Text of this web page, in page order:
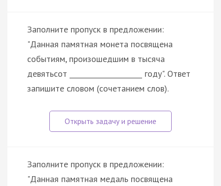
Заполните пропуск в предложении:
"Данная памятная монета посвящена
событиям, произошедшим в тысяча
девятьсот _____________________ году". Ответ
запишите словом (сочетанием слов).
Заполните пропуск в предложении:
"Данная памятная медаль посвящена